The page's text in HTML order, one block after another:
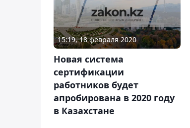
15:19, 18 февраля 2020
Новая система
сертификации
работников будет
апробирована в 2020 году
в Казахстане